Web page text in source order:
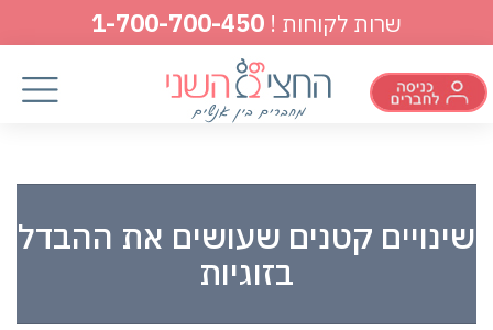
שרות לקוחות ! 1-700-700-450
שינויים קטנים שעושים את ההבדל
בזוגיות